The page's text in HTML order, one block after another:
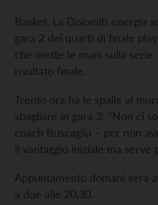
Basket. La Dolomiti energia
gara 2 dei quarti di finale
che mette le mani sulla
risultato finale.
Trento ora ha le spalle al
sbagliare in gara 3: “Non ci
coach Buscaglia – per non
il vantaggio iniziale ma serve
Appuntamento domani sera
a due alle 20,30.